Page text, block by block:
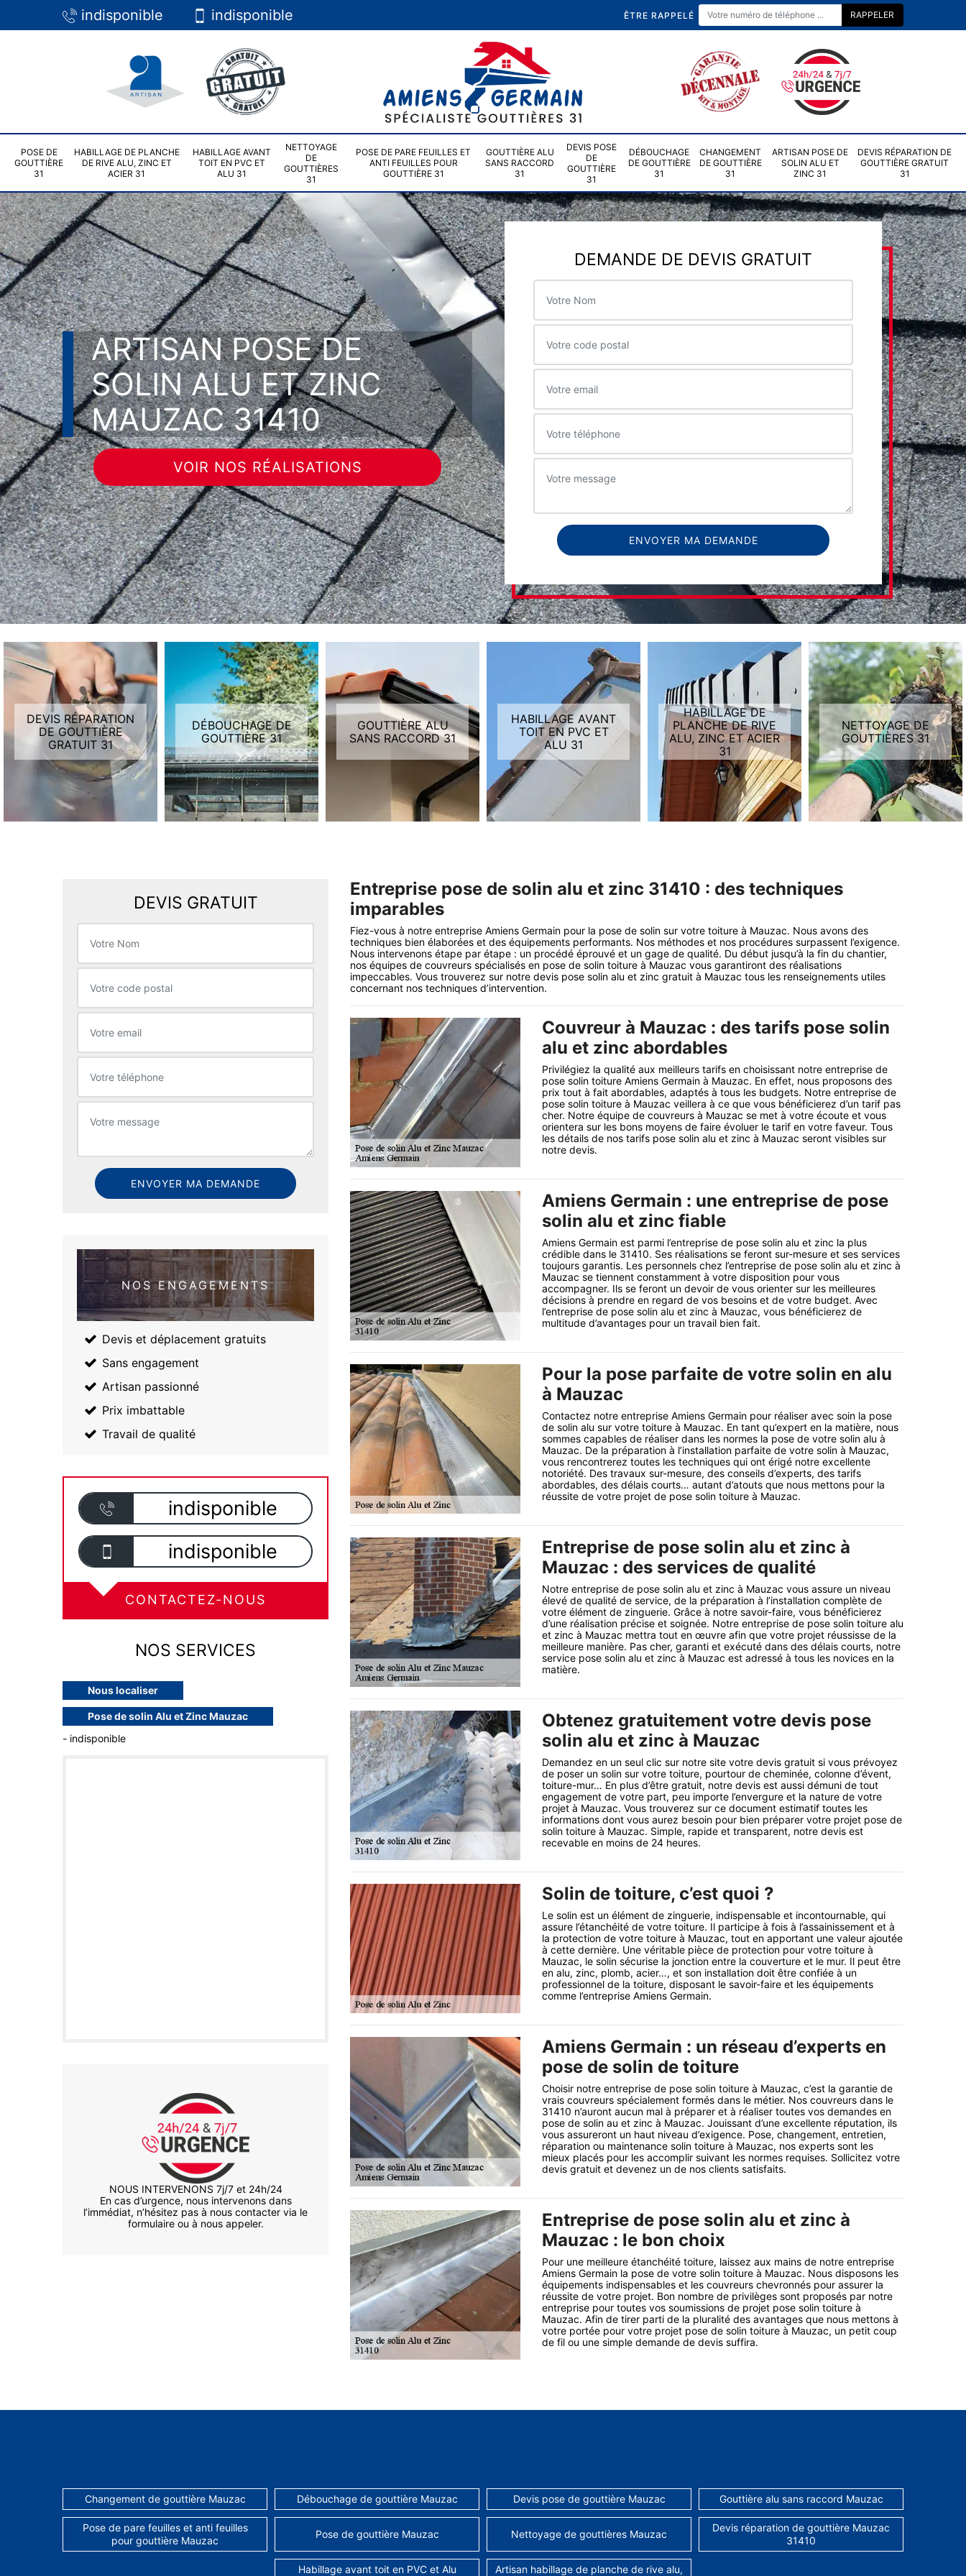
indisponible indisponible ÊTRE RAPPELÉ
POSE DE
GOUTTIÈRE
31
HABILLAGE DE PLANCHE
DE RIVE ALU, ZINC ET
ACIER 31
HABILLAGE AVANT
TOIT EN PVC ET
ALU 31
NETTOYAGE
DE
GOUTTIÈRES
31
POSE DE PARE FEUILLES ET
ANTI FEUILLES POUR
GOUTTIÈRE 31
GOUTTIÈRE ALU
SANS RACCORD
31
DEVIS POSE
DE
GOUTTIÈRE
31
DÉBOUCHAGE
DE GOUTTIÈRE
31
CHANGEMENT
DE GOUTTIÈRE
31
ARTISAN POSE DE
SOLIN ALU ET
ZINC 31
DEVIS RÉPARATION DE
GOUTTIÈRE GRATUIT
31
ARTISAN POSE DE
SOLIN ALU ET ZINC
MAUZAC 31410
VOIR NOS RÉALISATIONS
DEMANDE DE DEVIS GRATUIT
DEVIS RÉPARATION
DE GOUTTIÈRE
GRATUIT 31
DÉBOUCHAGE DE
GOUTTIÈRE 31
GOUTTIÈRE ALU
SANS RACCORD 31
HABILLAGE AVANT
TOIT EN PVC ET
ALU 31
HABILLAGE DE
PLANCHE DE RIVE
ALU, ZINC ET ACIER
31
NETTOYAGE DE
GOUTTIÈRES 31
DEVIS GRATUIT
NOS ENGAGEMENTS
Devis et déplacement gratuits
Sans engagement
Artisan passionné
Prix imbattable
Travail de qualité
indisponible
indisponible
CONTACTEZ-NOUS
NOS SERVICES
Nous localiser
Pose de solin Alu et Zinc Mauzac
- indisponible
NOUS INTERVENONS 7j/7 et 24h/24
En cas d’urgence, nous intervenons dans
l’immédiat, n’hésitez pas à nous contacter via le
formulaire ou à nous appeler.
Entreprise pose de solin alu et zinc 31410 : des techniques
imparables
Fiez-vous à notre entreprise Amiens Germain pour la pose de solin sur votre toiture à Mauzac. Nous avons des
techniques bien élaborées et des équipements performants. Nos méthodes et nos procédures surpassent l’exigence.
Nous intervenons étape par étape : un procédé éprouvé et un gage de qualité. Du début jusqu’à la fin du chantier,
nos équipes de couvreurs spécialisés en pose de solin toiture à Mauzac vous garantiront des réalisations
impeccables. Vous trouverez sur notre devis pose solin alu et zinc gratuit à Mauzac tous les renseignements utiles
concernant nos techniques d’intervention.
Couvreur à Mauzac : des tarifs pose solin
alu et zinc abordables
Privilégiez la qualité aux meilleurs tarifs en choisissant notre entreprise de
pose solin toiture Amiens Germain à Mauzac. En effet, nous proposons des
prix tout à fait abordables, adaptés à tous les budgets. Notre entreprise de
pose solin toiture à Mauzac veillera à ce que vous bénéficierez d’un tarif pas
cher. Notre équipe de couvreurs à Mauzac se met à votre écoute et vous
orientera sur les bons moyens de faire évoluer le tarif en votre faveur. Tous
les détails de nos tarifs pose solin alu et zinc à Mauzac seront visibles sur
notre devis.
Amiens Germain : une entreprise de pose
solin alu et zinc fiable
Amiens Germain est parmi l’entreprise de pose solin alu et zinc la plus
crédible dans le 31410. Ses réalisations se feront sur-mesure et ses services
toujours garantis. Les personnels chez l’entreprise de pose solin alu et zinc à
Mauzac se tiennent constamment à votre disposition pour vous
accompagner. Ils se feront un devoir de vous orienter sur les meilleures
décisions à prendre en regard de vos besoins et de votre budget. Avec
l’entreprise de pose solin alu et zinc à Mauzac, vous bénéficierez de
multitude d’avantages pour un travail bien fait.
Pour la pose parfaite de votre solin en alu
à Mauzac
Contactez notre entreprise Amiens Germain pour réaliser avec soin la pose
de solin alu sur votre toiture à Mauzac. En tant qu’expert en la matière, nous
sommes capables de réaliser dans les normes la pose de votre solin alu à
Mauzac. De la préparation à l’installation parfaite de votre solin à Mauzac,
vous rencontrerez toutes les techniques qui ont érigé notre excellente
notoriété. Des travaux sur-mesure, des conseils d’experts, des tarifs
abordables, des délais courts… autant d’atouts que nous mettons pour la
réussite de votre projet de pose solin toiture à Mauzac.
Entreprise de pose solin alu et zinc à
Mauzac : des services de qualité
Notre entreprise de pose solin alu et zinc à Mauzac vous assure un niveau
élevé de qualité de service, de la préparation à l’installation complète de
votre élément de zinguerie. Grâce à notre savoir-faire, vous bénéficierez
d’une réalisation précise et soignée. Notre entreprise de pose solin toiture alu
et zinc à Mauzac mettra tout en œuvre afin que votre projet réussisse de la
meilleure manière. Pas cher, garanti et exécuté dans des délais courts, notre
service pose solin alu et zinc à Mauzac est adressé à tous les novices en la
matière.
Obtenez gratuitement votre devis pose
solin alu et zinc à Mauzac
Demandez en un seul clic sur notre site votre devis gratuit si vous prévoyez
de poser un solin sur votre toiture, pourtour de cheminée, colonne d’évent,
toiture-mur… En plus d’être gratuit, notre devis est aussi démuni de tout
engagement de votre part, peu importe l’envergure et la nature de votre
projet à Mauzac. Vous trouverez sur ce document estimatif toutes les
informations dont vous aurez besoin pour bien préparer votre projet pose de
solin toiture à Mauzac. Simple, rapide et transparent, notre devis est
recevable en moins de 24 heures.
Solin de toiture, c’est quoi ?
Le solin est un élément de zinguerie, indispensable et incontournable, qui
assure l’étanchéité de votre toiture. Il participe à fois à l’assainissement et à
la protection de votre toiture à Mauzac, tout en apportant une valeur ajoutée
à cette dernière. Une véritable pièce de protection pour votre toiture à
Mauzac, le solin sécurise la jonction entre la couverture et le mur. Il peut être
en alu, zinc, plomb, acier…, et son installation doit être confiée à un
professionnel de la toiture, disposant le savoir-faire et les équipements
comme l’entreprise Amiens Germain.
Amiens Germain : un réseau d’experts en
pose de solin de toiture
Choisir notre entreprise de pose solin toiture à Mauzac, c’est la garantie de
vrais couvreurs spécialement formés dans le métier. Nos couvreurs dans le
31410 n’auront aucun mal à préparer et à réaliser toutes vos demandes en
pose de solin au et zinc à Mauzac. Jouissant d’une excellente réputation, ils
vous assureront un haut niveau d’exigence. Pose, changement, entretien,
réparation ou maintenance solin toiture à Mauzac, nos experts sont les
mieux placés pour les accomplir suivant les normes requises. Sollicitez votre
devis gratuit et devenez un de nos clients satisfaits.
Entreprise de pose solin alu et zinc à
Mauzac : le bon choix
Pour une meilleure étanchéité toiture, laissez aux mains de notre entreprise
Amiens Germain la pose de votre solin toiture à Mauzac. Nous disposons les
équipements indispensables et les couvreurs chevronnés pour assurer la
réussite de votre projet. Bon nombre de privilèges sont proposés par notre
entreprise pour toutes vos soumissions de projet pose solin toiture à
Mauzac. Afin de tirer parti de la pluralité des avantages que nous mettons à
votre portée pour votre projet pose de solin toiture à Mauzac, un petit coup
de fil ou une simple demande de devis suffira.
Changement de gouttière Mauzac Débouchage de gouttière Mauzac Devis pose de gouttière Mauzac Gouttière alu sans raccord Mauzac
Pose de pare feuilles et anti feuilles
pour gouttière Mauzac
Pose de gouttière Mauzac Nettoyage de gouttières Mauzac
Devis réparation de gouttière Mauzac
31410
Habillage avant toit en PVC et Alu Artisan habillage de planche de rive alu,